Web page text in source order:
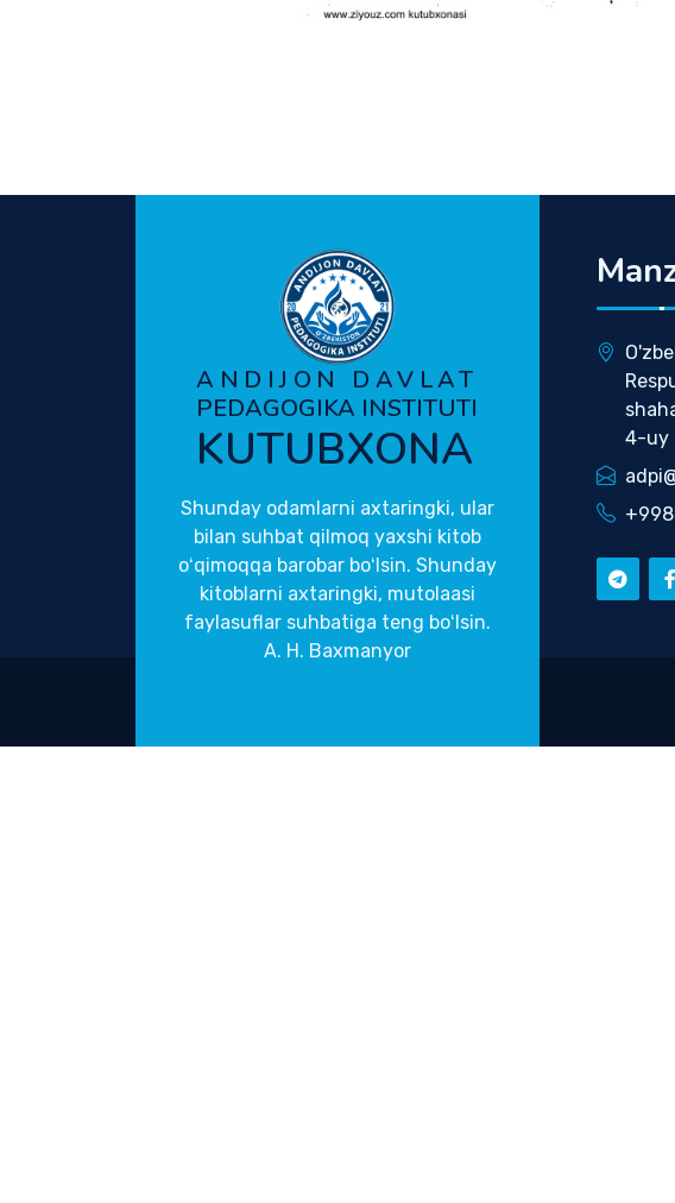
ANDIJON DAVLAT
PEDAGOGIKA INSTITUTI
KUTUBXONA
Shunday odamlarni axtaringki, ular
bilan suhbat qilmoq yaxshi kitob
oʻqimoqqa barobar boʻlsin. Shunday
kitoblarni axtaringki, mutolaasi
faylasuflar suhbatiga teng boʻlsin.
A. H. Baxmanyor
4-uy